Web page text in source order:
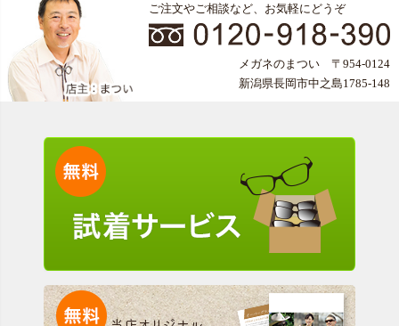
ご注文やご相談など、お気軽にどうぞ
メガネのまつい 〒954-0124
新潟県長岡市中之島1785-148